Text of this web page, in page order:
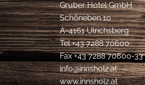
Gruber Hotel GmbH
Schöneben 10
A-4161 Ulrichsberg
Tel+43 7288 70600
Fax +43 7288 70600-33
info@innsholz.at
www.innsholz.at